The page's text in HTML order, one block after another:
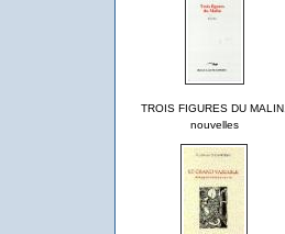
TROIS FIGURES DU MALIN,
nouvelles